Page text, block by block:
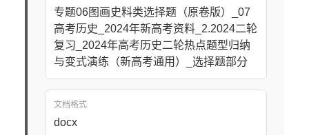
专题06图画史料类选择题（原卷版）_07
高考历史_2024年新高考资料_2.2024二轮
复习_2024年高考历史二轮热点题型归纳
与变式演练（新高考通用）_选择题部分
文档格式
docx